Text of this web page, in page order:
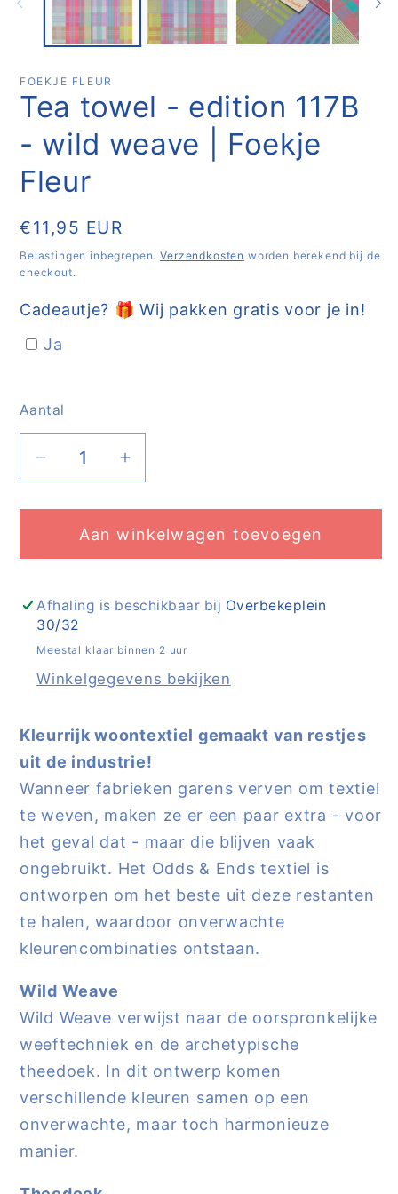
FOEKJE FLEUR
Tea towel - edition 117B
- wild weave | Foekje
Fleur
Normale
prijs
€11,95 EUR
Belastingen inbegrepen.Verzendkosten worden berekend bij de
checkout.
Cadeautje? 🎁 Wij pakken gratis voor je in!
Ja
Aantal
Aantal
Aantal
voor
towel
edition
117B
-
wild
Foekje
Fleur
Aantal
voor
Tea
towel
edition
-
wild
Foekje
Fleur
Aan winkelwagen toevoegen
Afhaling is beschikbaar bij Overbekeplein
30/32
Meestal klaar binnen 2 uur
Winkelgegevens bekijken
Kleurrijk woontextiel gemaakt van restjes
uit de industrie!
Wanneer fabrieken garens verven om textiel
te weven, maken ze er een paar extra - voor
het geval dat - maar die blijven vaak
ongebruikt. Het Odds & Ends textiel is
ontworpen om het beste uit deze restanten
te halen, waardoor onverwachte
kleurencombinaties ontstaan.
Wild Weave
Wild Weave verwijst naar de oorspronkelijke
weeftechniek en de archetypische
theedoek. In dit ontwerp komen
verschillende kleuren samen op een
onverwachte, maar toch harmonieuze
manier.